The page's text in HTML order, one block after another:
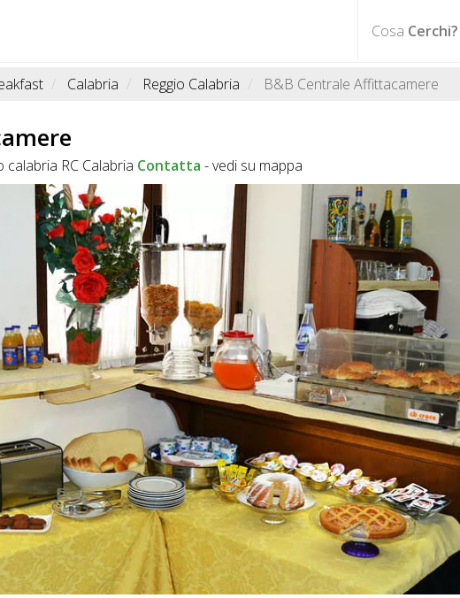
Cosa Cerchi?
Calabria Reggio Calabria B&B Centrale Affittacamere
RC Calabria Contatta -vedi su mappa